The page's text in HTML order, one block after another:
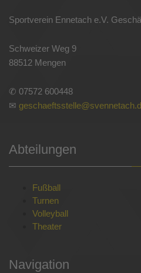
Sportverein Ennetach e.V.
Schweizer Weg 9
88512 Mengen
✆ 07572 600448
✉
Abteilungen
Fußball
Turnen
Volleyball
Theater
Navigation